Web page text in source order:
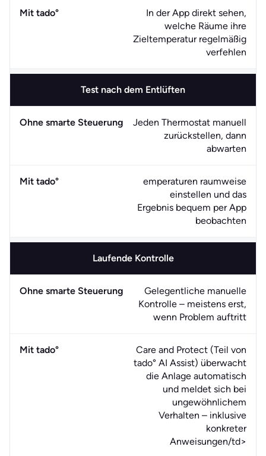
In der App direkt sehen,
welche Räume ihre
Zieltemperatur regelmäßig
verfehlen
Test nach dem Entlüften
Jeden Thermostat manuell
zurückstellen, dann
abwarten
emperaturen raumweise
einstellen und das
Ergebnis bequem per App
beobachten
Laufende Kontrolle
Gelegentliche manuelle
Kontrolle – meistens erst,
wenn Problem auftritt
Care and Protect (Teil von
tado° AI Assist) überwacht
die Anlage automatisch
und meldet sich bei
ungewöhnlichem
Verhalten – inklusive
konkreter
Anweisungen/td>